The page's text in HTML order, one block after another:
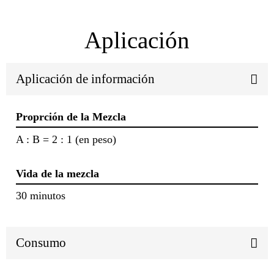
Aplicación
Aplicación de información
Proprción de la Mezcla
A : B = 2 : 1 (en peso)
Vida de la mezcla
30 minutos
Consumo